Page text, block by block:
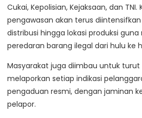
Cukai, Kepolisian, Kejaksaan, dan TNI.
pengawasan akan terus
distribusi hingga lokasi produksi
peredaran barang ilegal dari hulu ke
Masyarakat juga diimbau untuk
melaporkan setiap indikasi
pengaduan resmi, dengan jaminan
pelapor.